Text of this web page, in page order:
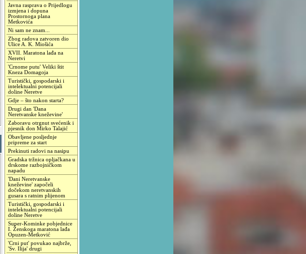
Javna rasprava o Prijedlogu
izmjena i dopuna
Prostornoga plana
Metkovića
Ni sam ne znam...
Zbog radova zatvoren dio
Ulice A. K. Miošića
XVII. Maratona lađa na
Neretvi
'Crnome putu' Veliki štit
Kneza Domagoja
Turistički, gospodarski i
intelektualni potencijali
doline Neretve
Gdje – što nakon starta?
Drugi dan 'Dana
Neretvanske kneževine'
Zaboravu otrgnut svećenik i
pjesnik don Mirko Talajić
Obavljene posljednje
pripreme za start
Prekinuti radovi na nasipu
Gradska tržnica opljačkana u
drskome razbojničkom
napadu
'Dani Neretvanske
kneževine' započeli
dočekom neretvanskih
gusara s ratnim plijenom
Turistički, gospodarski i
intelektualni potencijali
doline Neretve
Super-Kominke pobjednice
I. Ženskoga maratona lađa
Opuzen-Metković
'Crni put' povukao najbrže,
'Sv. Ilija' drugi